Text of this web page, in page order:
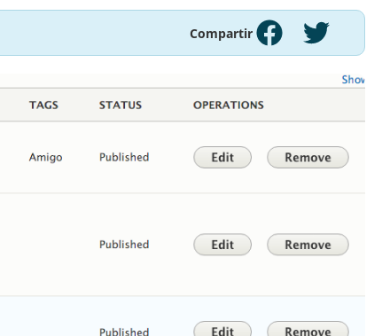
Compartir